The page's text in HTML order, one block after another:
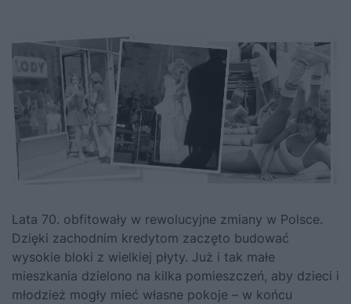
Lata 70. obfitowały w rewolucyjne zmiany w Polsce.
Dzięki zachodnim kredytom zaczęto budować
wysokie bloki z wielkiej płyty. Już i tak małe
mieszkania dzielono na kilka pomieszczeń, aby dzieci i
młodzież mogły mieć własne pokoje – w końcu